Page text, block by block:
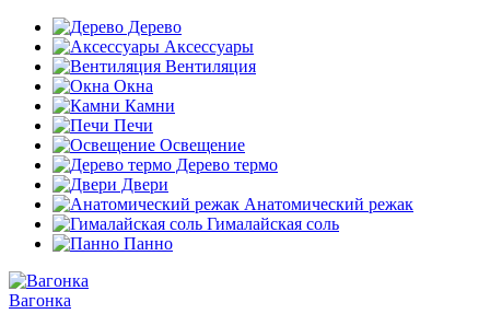
Дерево
Аксессуары
Вентиляция
Окна
Камни
Печи
Освещение
Дерево термо
Двери
Анатомический режак
Гималайская соль
Панно
Вагонка